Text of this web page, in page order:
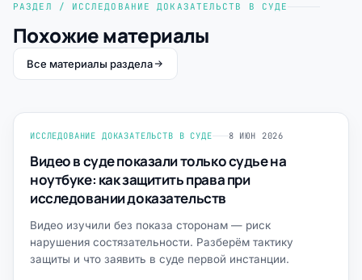
РАЗДЕЛ / ИССЛЕДОВАНИЕ ДОКАЗАТЕЛЬСТВ В СУДЕ
Похожие материалы
Все материалы раздела
ИССЛЕДОВАНИЕ ДОКАЗАТЕЛЬСТВ В СУДЕ 8 ИЮН 2026
Видео в суде показали только судье на
ноутбуке: как защитить права при
исследовании доказательств
Видео изучили без показа сторонам — риск
нарушения состязательности. Разберём тактику
защиты и что заявить в суде первой инстанции.